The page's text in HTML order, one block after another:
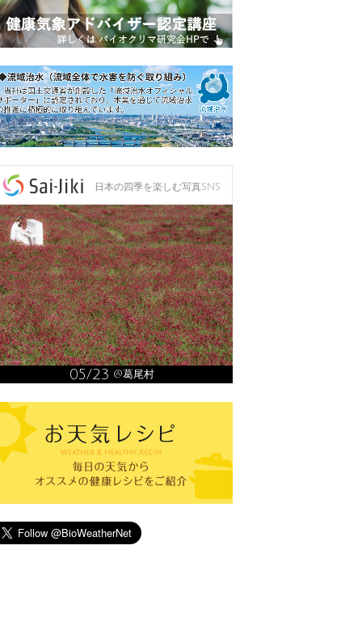
日本の四季を楽しむ写真SNS
05/23 @葛尾村